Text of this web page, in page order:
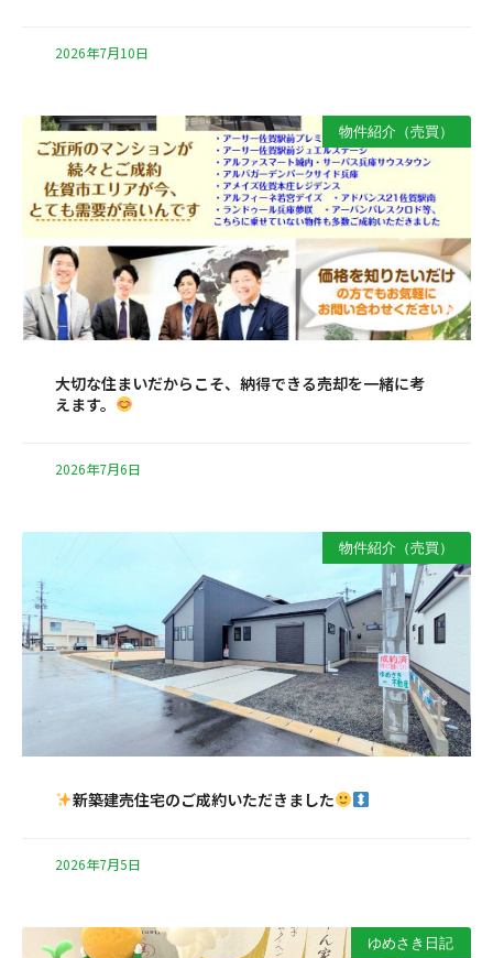
2026年7月10日
物件紹介（売買）
大切な住まいだからこそ、納得できる売却を一緒に考
えます。
2026年7月6日
物件紹介（売買）
新築建売住宅のご成約いただきました
2026年7月5日
ゆめさき日記